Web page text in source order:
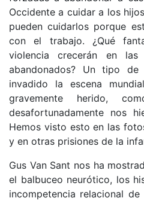
Occidente a cuidar a los
pueden cuidarlos porque
con el trabajo. ¿Qué
violencia crecerán en
abandonados? Un tipo de
invadido la escena
gravemente herido,
desafortunadamente nos
Hemos visto esto en las
y en otras prisiones de la
Gus Van Sant nos ha
el balbuceo neurótico, los
incompetencia relacional